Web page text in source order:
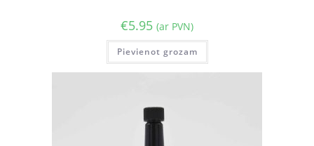
€5.95 (ar PVN)
Pievienot grozam